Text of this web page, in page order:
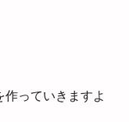
作っていきますよ